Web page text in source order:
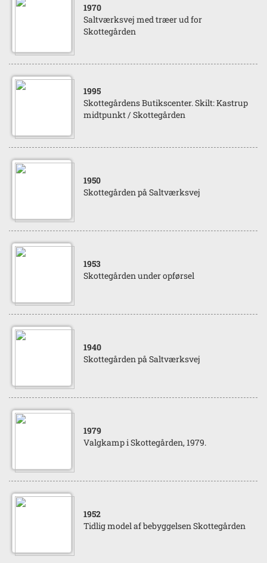
1970
Saltværksvej med træer ud for
Skottegården
1995
Skottegårdens Butikscenter. Skilt: Kastrup
midtpunkt / Skottegården
1950
Skottegården på Saltværksvej
1953
Skottegården under opførsel
1940
Skottegården på Saltværksvej
1979
Valgkamp i Skottegården, 1979.
1952
Tidlig model af bebyggelsen Skottegården